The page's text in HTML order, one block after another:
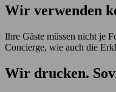
Wir verwenden
Ihre Gäste müssen nicht je
Concierge, wie auch die
Wir drucken.